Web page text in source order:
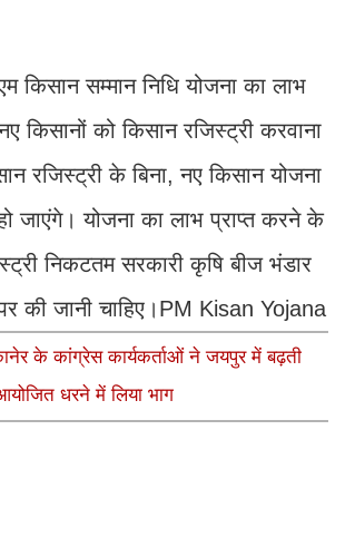
किसान सम्मान निधि योजना का लाभ
किसानों को किसान रजिस्ट्री करवाना
रजिस्ट्री के बिना, नए किसान योजना
जाएंगे। योजना का लाभ प्राप्त करने के
निकटतम सरकारी कृषि बीज भंडार
की जानी चाहिए।PM Kisan Yojana
के कांग्रेस कार्यकर्ताओं ने जयपुर में बढ़ती
धरने में लिया भाग